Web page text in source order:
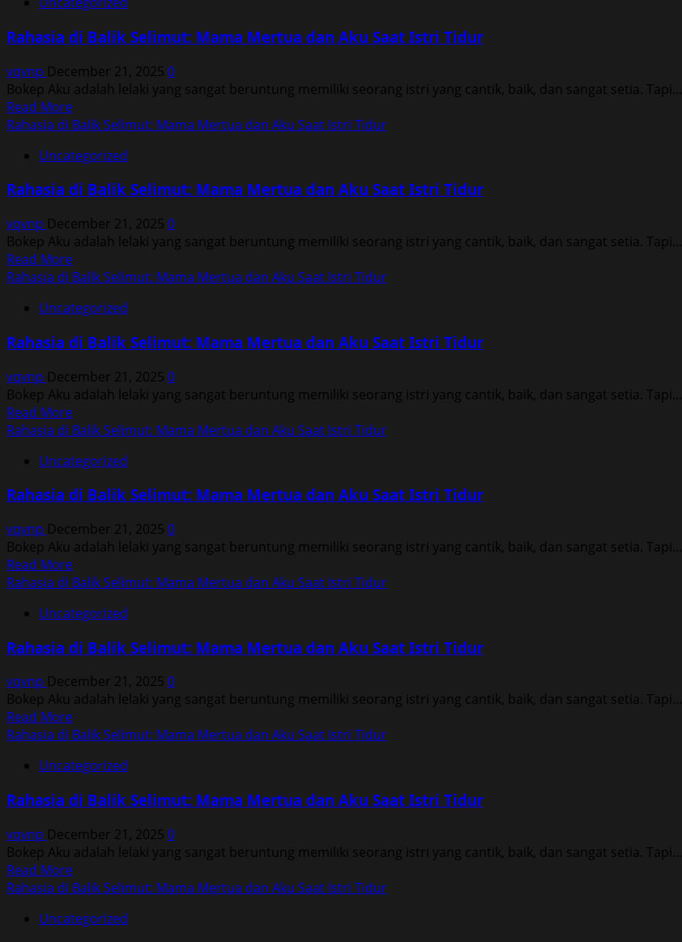
Istri
Tidur
Rahasia
Balik
Mama
Mertua
dan
Aku
Saat
Istri
Tidur
Rahasia di Balik Selimut: Mama Mertua dan Aku Saat Istri Tidur
vqvnp December 21, 2025 0
Bokep Aku adalah lelaki yang sangat beruntung memiliki seorang istri yang cantik, baik, dan sangat setia. Tapi...
Read MoreRead
more
Rahasia
Balik
Mama
Mertua
dan
Aku
Saat
Istri
Tidur
Rahasia di Balik Selimut: Mama Mertua dan Aku Saat Istri Tidur
Uncategorized
Rahasia di Balik Selimut: Mama Mertua dan Aku Saat Istri Tidur
vqvnp December 21, 2025 0
Bokep Aku adalah lelaki yang sangat beruntung memiliki seorang istri yang cantik, baik, dan sangat setia. Tapi...
Read MoreRead
more
Rahasia
Balik
Mama
Mertua
dan
Aku
Saat
Istri
Tidur
Rahasia di Balik Selimut: Mama Mertua dan Aku Saat Istri Tidur
Uncategorized
Rahasia di Balik Selimut: Mama Mertua dan Aku Saat Istri Tidur
vqvnp December 21, 2025 0
Bokep Aku adalah lelaki yang sangat beruntung memiliki seorang istri yang cantik, baik, dan sangat setia. Tapi...
Read MoreRead
more
Rahasia
Balik
Mama
Mertua
dan
Aku
Saat
Istri
Tidur
Rahasia di Balik Selimut: Mama Mertua dan Aku Saat Istri Tidur
Uncategorized
Rahasia di Balik Selimut: Mama Mertua dan Aku Saat Istri Tidur
vqvnp December 21, 2025 0
Bokep Aku adalah lelaki yang sangat beruntung memiliki seorang istri yang cantik, baik, dan sangat setia. Tapi...
Read MoreRead
more
Rahasia
Balik
Mama
Mertua
dan
Aku
Saat
Istri
Tidur
Rahasia di Balik Selimut: Mama Mertua dan Aku Saat Istri Tidur
Uncategorized
Rahasia di Balik Selimut: Mama Mertua dan Aku Saat Istri Tidur
vqvnp December 21, 2025 0
Bokep Aku adalah lelaki yang sangat beruntung memiliki seorang istri yang cantik, baik, dan sangat setia. Tapi...
Read MoreRead
more
Rahasia
Balik
Mama
Mertua
dan
Aku
Saat
Istri
Rahasia di Balik Selimut: Mama Mertua dan Aku Saat Istri Tidur
Uncategorized
Rahasia di Balik Selimut: Mama Mertua dan Aku Saat Istri Tidur
vqvnp December 21, 2025 0
Bokep Aku adalah lelaki yang sangat beruntung memiliki seorang istri yang cantik, baik, dan sangat setia. Tapi...
Read MoreRead
more
Rahasia
Rahasia di Balik Selimut: Mama Mertua dan Aku Saat Istri Tidur
Uncategorized